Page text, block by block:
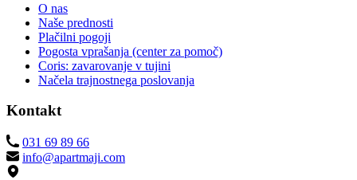
O nas
Naše prednosti
Plačilni pogoji
Pogosta vprašanja (center za pomoč)
Coris: zavarovanje v tujini
Načela trajnostnega poslovanja
Kontakt
031 69 89 66
info@apartmaji.com